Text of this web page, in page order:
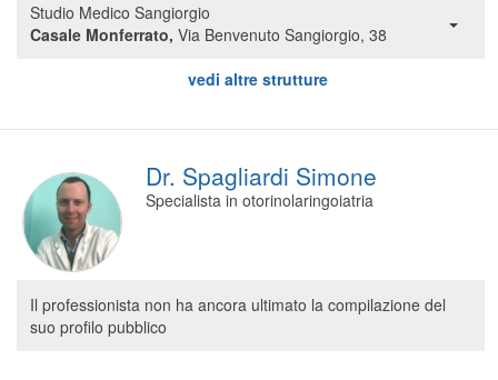
Studio Medico Sangiorgio
Casale Monferrato, Via Benvenuto Sangiorgio, 38
vedi altre strutture
Dr. Spagliardi Simone
Specialista in otorinolaringoiatria
Il professionista non ha ancora ultimato la compilazione del
suo profilo pubblico